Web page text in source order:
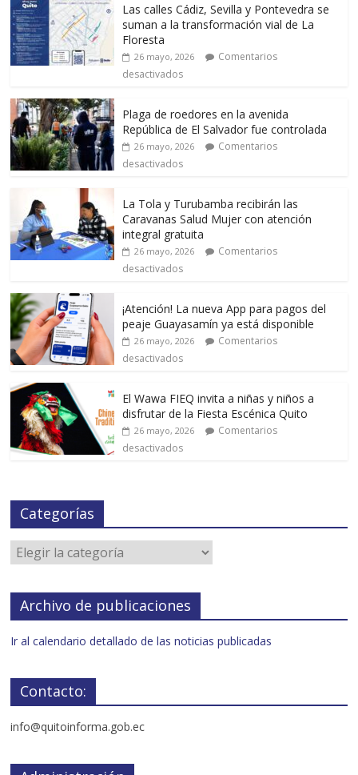
Las calles Cádiz, Sevilla y Pontevedra se
suman a la transformación vial de La
Floresta
26 mayo, 2026
Comentarios
desactivados
Plaga de roedores en la avenida
República de El Salvador fue controlada
26 mayo, 2026
Comentarios
desactivados
La Tola y Turubamba recibirán las
Caravanas Salud Mujer con atención
integral gratuita
26 mayo, 2026
Comentarios
desactivados
¡Atención! La nueva App para pagos del
peaje Guayasamín ya está disponible
26 mayo, 2026
Comentarios
desactivados
El Wawa FIEQ invita a niñas y niños a
disfrutar de la Fiesta Escénica Quito
26 mayo, 2026
Comentarios
desactivados
Categorías
Archivo de publicaciones
Ir al calendario detallado de las noticias publicadas
Contacto:
info@quitoinforma.gob.ec